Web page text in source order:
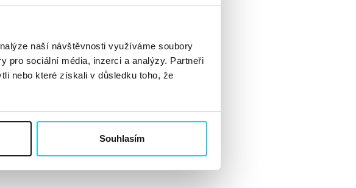
naší návštěvnosti využíváme soubory
pro sociální média, inzerci a analýzy. Partneři
nebo které získali v důsledku toho, že
Souhlasím
strategie a